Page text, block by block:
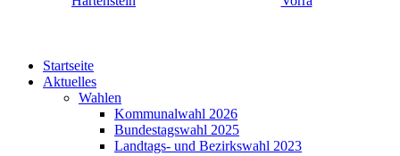
Startseite
Aktuelles
Wahlen
Kommunalwahl 2026
Bundestagswahl 2025
Landtags- und Bezirkswahl 2023